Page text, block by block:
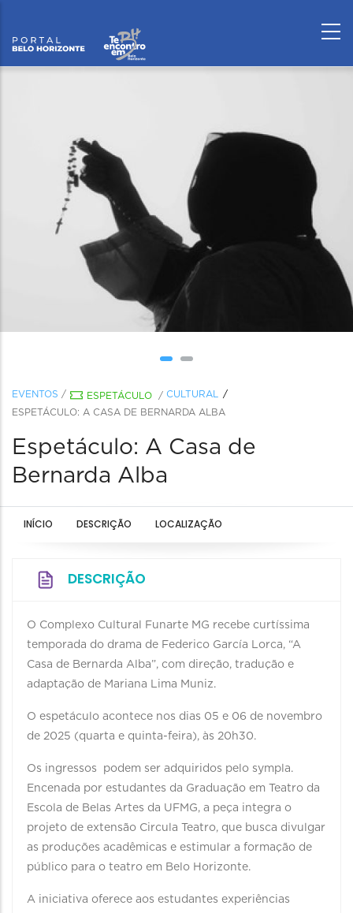
EVENTOS / ESPETÁCULO / CULTURAL
ESPETÁCULO: A CASA DE BERNARDA ALBA
Espetáculo: A Casa de
Bernarda Alba
INÍCIO DESCRIÇÃO LOCALIZAÇÃO
DESCRIÇÃO
O Complexo Cultural Funarte MG recebe curtíssima
temporada do drama de Federico García Lorca, “A
Casa de Bernarda Alba”, com direção, tradução e
adaptação de Mariana Lima Muniz.
O espetáculo acontece nos dias 05 e 06 de novembro
de 2025 (quarta e quinta-feira), às 20h30.
Os ingressos podem ser adquiridos pelo sympla.
Encenada por estudantes da Graduação em Teatro da
Escola de Belas Artes da UFMG, a peça integra o
projeto de extensão Circula Teatro, que busca divulgar
as produções acadêmicas e estimular a formação de
público para o teatro em Belo Horizonte.
A iniciativa oferece aos estudantes experiências